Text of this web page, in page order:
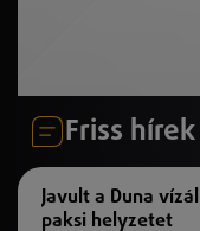
Friss hírek
Javult a Duna
paksi helyzetet